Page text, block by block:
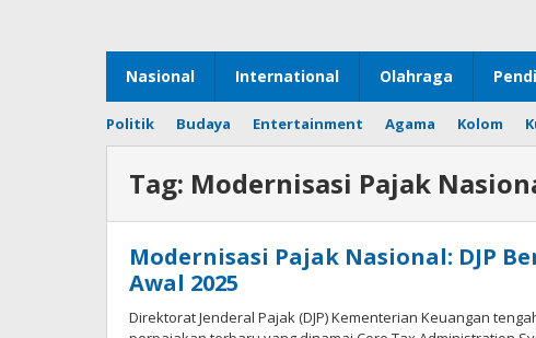
Nasional International Olahraga
Politik Budaya Entertainment Agama Kolom
Tag: Modernisasi Pajak
Modernisasi Pajak Nasional: DJP
Awal 2025
Direktorat Jenderal Pajak (DJP) Kementerian Keuangan